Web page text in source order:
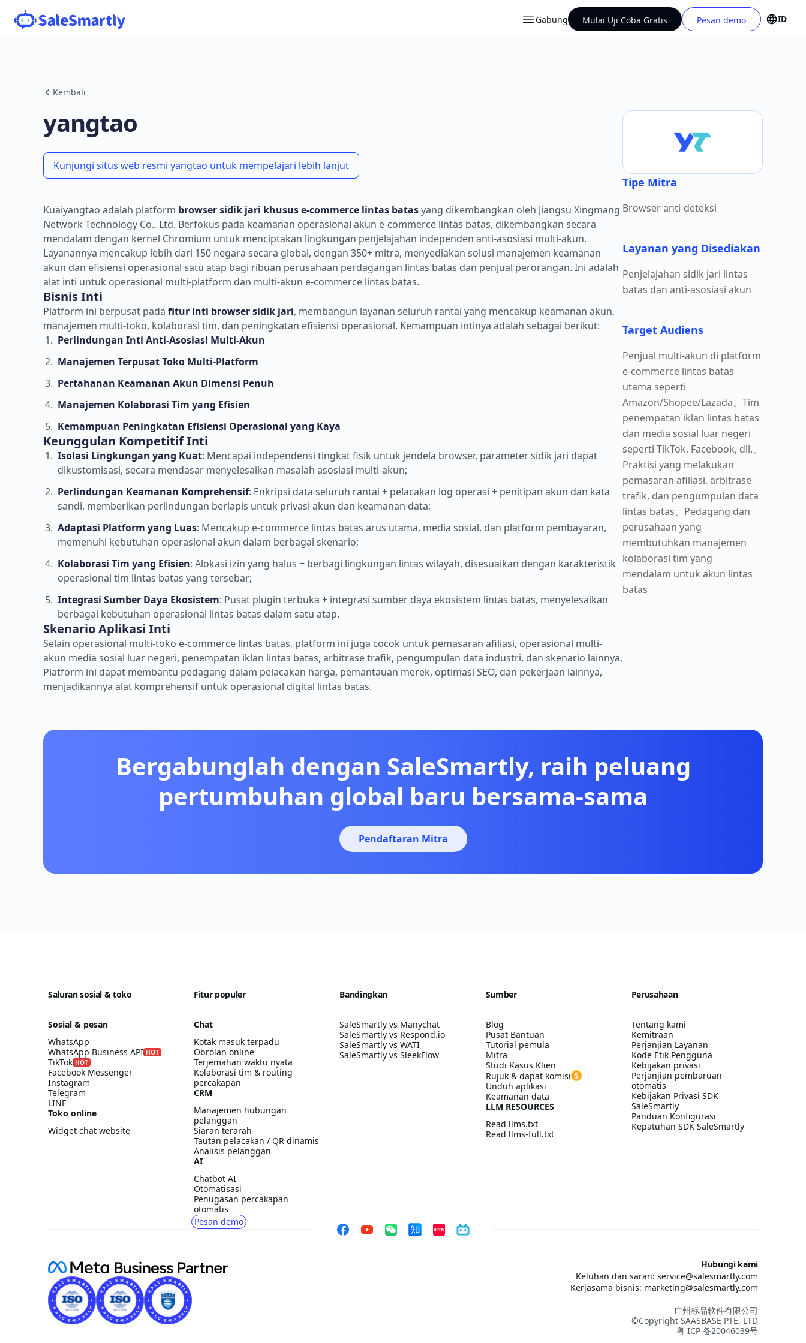
Gabung Mulai Uji Coba Gratis Pesan demo ID
Kembali
yangtao
Kunjungi situs web resmi yangtao untuk mempelajari lebih lanjut
Kuaiyangtao adalah platform browser sidik jari khusus e-commerce lintas batasyang dikembangkan oleh Jiangsu Xingmang
Network Technology Co., Ltd. Berfokus pada keamanan operasional akun e-commerce lintas batas, dikembangkan secara
mendalam dengan kernel Chromium untuk menciptakan lingkungan penjelajahan independen anti-asosiasi multi-akun.
Layanannya mencakup lebih dari 150 negara secara global, dengan 350+ mitra, menyediakan solusi manajemen keamanan
akun dan efisiensi operasional satu atap bagi ribuan perusahaan perdagangan lintas batas dan penjual perorangan. Ini adalah
alat inti untuk operasional multi-platform dan multi-akun e-commerce lintas batas.
Bisnis Inti
Platform ini berpusat pada fitur inti browser sidik jari, membangun layanan seluruh rantai yang mencakup keamanan akun,
manajemen multi-toko, kolaborasi tim, dan peningkatan efisiensi operasional. Kemampuan intinya adalah sebagai berikut:
Perlindungan Inti Anti-Asosiasi Multi-Akun
Manajemen Terpusat Toko Multi-Platform
Pertahanan Keamanan Akun Dimensi Penuh
Manajemen Kolaborasi Tim yang Efisien
Kemampuan Peningkatan Efisiensi Operasional yang Kaya
Keunggulan Kompetitif Inti
Isolasi Lingkungan yang Kuat: Mencapai independensi tingkat fisik untuk jendela browser, parameter sidik jari dapat
dikustomisasi, secara mendasar menyelesaikan masalah asosiasi multi-akun;
Perlindungan Keamanan Komprehensif: Enkripsi data seluruh rantai + pelacakan log operasi + penitipan akun dan kata
sandi, memberikan perlindungan berlapis untuk privasi akun dan keamanan data;
Adaptasi Platform yang Luas: Mencakup e-commerce lintas batas arus utama, media sosial, dan platform pembayaran,
memenuhi kebutuhan operasional akun dalam berbagai skenario;
Kolaborasi Tim yang Efisien: Alokasi izin yang halus + berbagi lingkungan lintas wilayah, disesuaikan dengan karakteristik
operasional tim lintas batas yang tersebar;
Integrasi Sumber Daya Ekosistem: Pusat plugin terbuka + integrasi sumber daya ekosistem lintas batas, menyelesaikan
berbagai kebutuhan operasional lintas batas dalam satu atap.
Skenario Aplikasi Inti
Selain operasional multi-toko e-commerce lintas batas, platform ini juga cocok untuk pemasaran afiliasi, operasional multi-
akun media sosial luar negeri, penempatan iklan lintas batas, arbitrase trafik, pengumpulan data industri, dan skenario lainnya.
Platform ini dapat membantu pedagang dalam pelacakan harga, pemantauan merek, optimasi SEO, dan pekerjaan lainnya,
menjadikannya alat komprehensif untuk operasional digital lintas batas.
Tipe Mitra
Browser anti-deteksi
Layanan yang Disediakan
Penjelajahan sidik jari lintas
batas dan anti-asosiasi akun
Target Audiens
Penjual multi-akun di platform
e-commerce lintas batas
utama seperti
Amazon/Shopee/Lazada、Tim
penempatan iklan lintas batas
dan media sosial luar negeri
seperti TikTok, Facebook, dll.、
Praktisi yang melakukan
pemasaran afiliasi, arbitrase
trafik, dan pengumpulan data
lintas batas、Pedagang dan
perusahaan yang
membutuhkan manajemen
kolaborasi tim yang
mendalam untuk akun lintas
batas
Bergabunglah dengan SaleSmartly, raih peluang
pertumbuhan global baru bersama-sama
Pendaftaran Mitra
Saluran sosial & toko
Sosial & pesan
WhatsApp
WhatsApp Business API HOT
TikTok HOT
Facebook Messenger
Instagram
Telegram
LINE
Toko online
Widget chat website
Fitur populer
Chat
Kotak masuk terpadu
Obrolan online
Terjemahan waktu nyata
Kolaborasi tim & routing
percakapan
CRM
Manajemen hubungan
pelanggan
Siaran terarah
Tautan pelacakan / QR dinamis
Analisis pelanggan
AI
Chatbot AI
Otomatisasi
Penugasan percakapan
otomatis
Pesan demo
Bandingkan
SaleSmartly vs Manychat
SaleSmartly vs Respond.io
SaleSmartly vs WATI
SaleSmartly vs SleekFlow
Sumber
Blog
Pusat Bantuan
Tutorial pemula
Mitra
Studi Kasus Klien
Rujuk & dapat komisi
Unduh aplikasi
Keamanan data
LLM RESOURCES
Read llms.txt
Read llms-full.txt
Perusahaan
Tentang kami
Kemitraan
Perjanjian Layanan
Kode Etik Pengguna
Kebijakan privasi
Perjanjian pembaruan
otomatis
Kebijakan Privasi SDK
SaleSmartly
Panduan Konfigurasi
Kepatuhan SDK SaleSmartly
Hubungi kami
Keluhan dan saran: service@salesmartly.com
Kerjasama bisnis: marketing@salesmartly.com
广州标品软件有限公司
©Copyright SAASBASE PTE. LTD
粤 ICP 备20046039号